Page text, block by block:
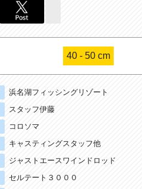
40 - 50 cm
浜名湖フィッシングリゾート
スタッフ伊藤
コロソマ
キャスティングスタッフ他
ジャストエースワインドロッド
セルテート３０００